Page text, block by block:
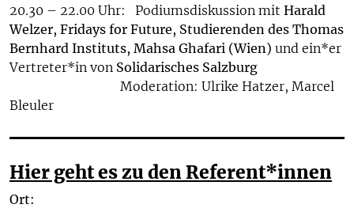
20.30 – 22.00 Uhr: Podiumsdiskussion mit Harald
Welzer, Fridays for Future, Studierenden des Thomas
Bernhard Instituts, Mahsa Ghafari (Wien) und ein*er
Vertreter*in von Solidarisches Salzburg
Moderation: Ulrike Hatzer, Marcel
Bleuler
Hier geht es zu den Referent*innen
Ort: